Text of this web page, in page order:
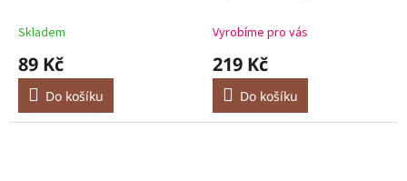
Skladem
89 Kč
Do košíku
Vyrobíme pro vás
219 Kč
Do košíku